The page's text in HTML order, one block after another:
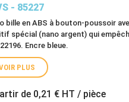
- 85227
bille en ABS à bouton-poussoir
spécial (nano argent) qui
Encre bleue.
PLUS
de 0,21 € HT / pièce